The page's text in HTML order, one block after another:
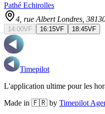
Pathé Echirolles
4, rue Albert Londres ,
14:00VF 16:15VF 18:45VF
Timepilot
L'application ultime pour les
Made in 🇫🇷 by Timepilot